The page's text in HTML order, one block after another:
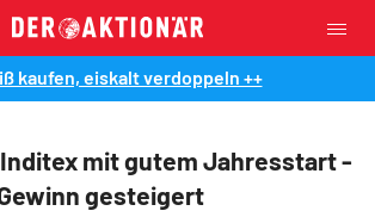
kaufen, eiskalt verdoppeln ++
mit gutem Jahresstart -
gesteigert